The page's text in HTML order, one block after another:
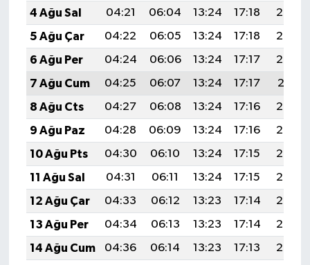
4 Ağu Sal
04:21 06:04 13:24 17:18
20:35
5 Ağu Çar
04:22 06:05 13:24 17:18
20:34
6 Ağu Per
04:24 06:06 13:24 17:17
20:32
7 Ağu Cum
04:25 06:07 13:24 17:17
20:31
8 Ağu Cts
04:27 06:08 13:24 17:16
20:30
9 Ağu Paz
04:28 06:09 13:24 17:16
20:29
10 Ağu Pts
04:30 06:10 13:24 17:15
20:27
11 Ağu Sal
04:31 06:11 13:24 17:15
20:26
12 Ağu Çar
04:33 06:12 13:23 17:14
20:25
13 Ağu Per
04:34 06:13 13:23 17:14
20:23
14 Ağu Cum
04:36 06:14 13:23 17:13
20:22